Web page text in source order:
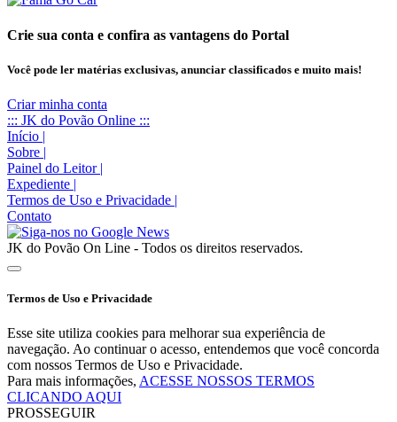
Crie sua conta e confira as vantagens do Portal
Você pode ler matérias exclusivas, anunciar classificados e muito mais!
Criar minha conta
::: JK do Povão Online :::
Início |
Sobre |
Painel do Leitor |
Expediente |
Termos de Uso e Privacidade |
Contato
JK do Povão On Line - Todos os direitos reservados.
Termos de Uso e Privacidade
Esse site utiliza cookies para melhorar sua experiência de
navegação. Ao continuar o acesso, entendemos que você concorda
com nossos Termos de Uso e Privacidade.
Para mais informações, ACESSE NOSSOS TERMOS
CLICANDO AQUI
PROSSEGUIR